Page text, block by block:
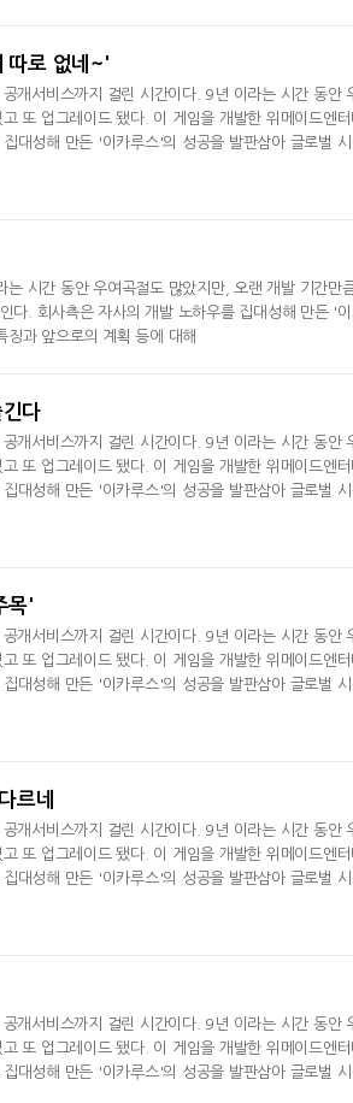
따로 없네~'
개서비스까지 걸린 시간이다. 9년 이라는 시간 동안
또 업그레이드 됐다. 이 게임을 개발한 위메이드엔터
대성해 만든 '이카루스'의 성공을 발판삼아 글로벌 시
시간 동안 우여곡절도 많았지만, 오랜 개발 기간만큼
다. 회사측은 자사의 개발 노하우를 집대성해 만든 '
과 앞으로의 계획 등에 대해
다
개서비스까지 걸린 시간이다. 9년 이라는 시간 동안
또 업그레이드 됐다. 이 게임을 개발한 위메이드엔터
대성해 만든 '이카루스'의 성공을 발판삼아 글로벌 시
목'
개서비스까지 걸린 시간이다. 9년 이라는 시간 동안
또 업그레이드 됐다. 이 게임을 개발한 위메이드엔터
대성해 만든 '이카루스'의 성공을 발판삼아 글로벌 시
르네
개서비스까지 걸린 시간이다. 9년 이라는 시간 동안
또 업그레이드 됐다. 이 게임을 개발한 위메이드엔터
대성해 만든 '이카루스'의 성공을 발판삼아 글로벌 시
개서비스까지 걸린 시간이다. 9년 이라는 시간 동안
또 업그레이드 됐다. 이 게임을 개발한 위메이드엔터
대성해 만든 '이카루스'의 성공을 발판삼아 글로벌 시